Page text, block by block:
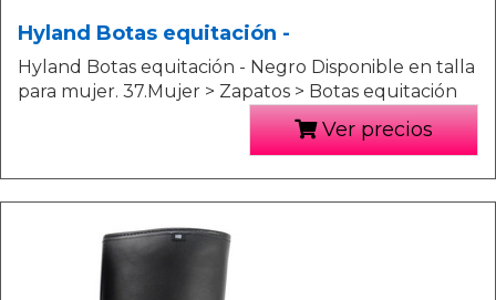
Hyland Botas equitación -
Hyland Botas equitación - Negro Disponible en talla
para mujer. 37.Mujer > Zapatos > Botas equitación
Ver precios